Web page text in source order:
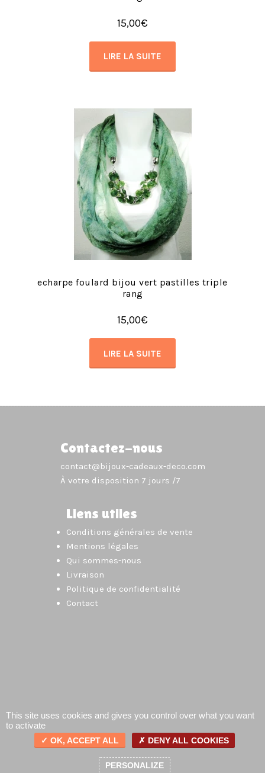
15,00€
LIRE LA SUITE
echarpe foulard bijou vert pastilles triple
rang
15,00€
LIRE LA SUITE
Contactez-nous
contact@bijoux-cadeaux-deco.com
À votre disposition 7 jours /7
Liens utiles
Conditions générales de vente
Mentions légales
Qui sommes-nous
Livraison
Politique de confidentialité
Contact
This site uses cookies and gives you control over what you want
to activate
OK, ACCEPT ALL DENY ALL COOKIES
PERSONALIZE